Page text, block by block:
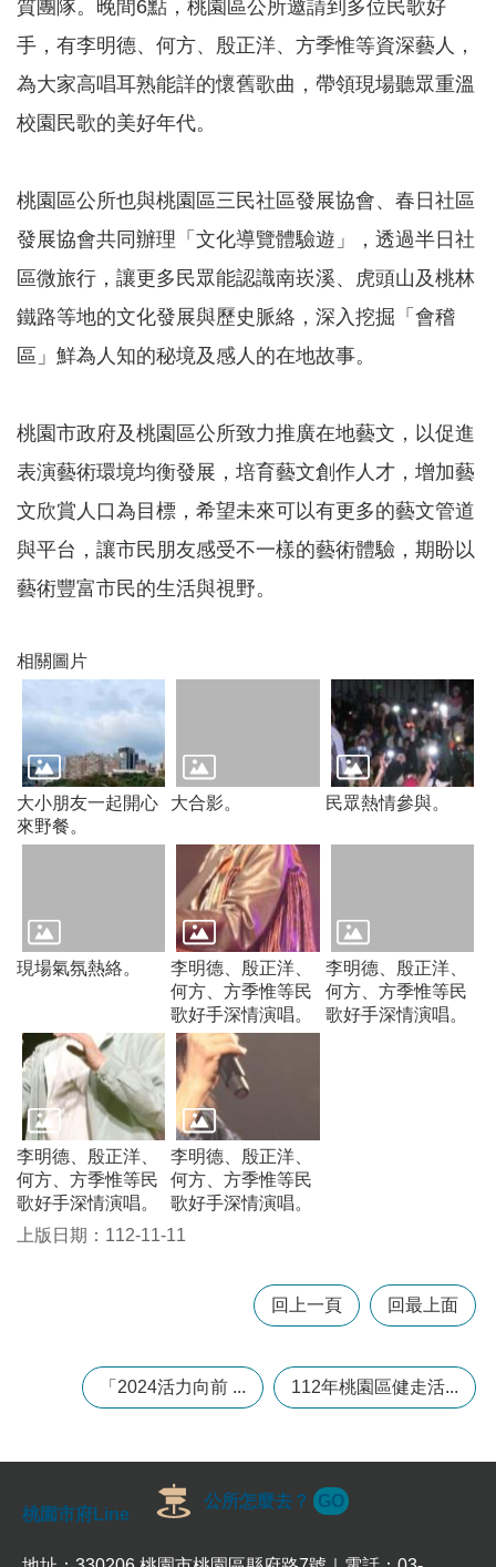
關
通
訊
錄
資
料
回
首
頁
網
覽
市
政
箱
常
題
園
市
政
府
E
h
私
權
政
策
政
府
網
站
資
全
策
質團隊。晚間6點，桃園區公所邀請到多位民歌好
手，有李明德、何方、殷正洋、方季惟等資深藝人，
為大家高唱耳熟能詳的懷舊歌曲，帶領現場聽眾重溫
校園民歌的美好年代。
桃園區公所也與桃園區三民社區發展協會、春日社區
發展協會共同辦理「文化導覽體驗遊」，透過半日社
區微旅行，讓更多民眾能認識南崁溪、虎頭山及桃林
鐵路等地的文化發展與歷史脈絡，深入挖掘「會稽
區」鮮為人知的秘境及感人的在地故事。
桃園市政府及桃園區公所致力推廣在地藝文，以促進
表演藝術環境均衡發展，培育藝文創作人才，增加藝
文欣賞人口為目標，希望未來可以有更多的藝文管道
與平台，讓市民朋友感受不一樣的藝術體驗，期盼以
藝術豐富市民的生活與視野。
相關圖片
大小朋友一起開心
來野餐。
大合影。 民眾熱情參與。
現場氣氛熱絡。
李明德、殷正洋、
何方、方季惟等民
歌好手深情演唱。
李明德、殷正洋、
何方、方季惟等民
歌好手深情演唱。
李明德、殷正洋、
何方、方季惟等民
歌好手深情演唱。
李明德、殷正洋、
何方、方季惟等民
歌好手深情演唱。
上版日期：112-11-11
回上一頁 回最上面
「2024活力向前 ... 112年桃園區健走活...
桃園市府Line
公所怎麼去？ GO